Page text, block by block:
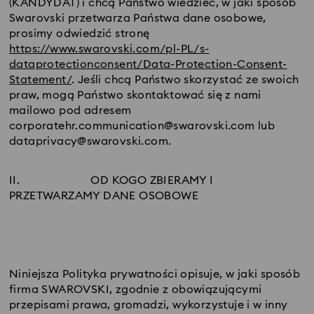
(KANDYDAT) i chcą Państwo wiedzieć, w jaki sposób
Swarovski przetwarza Państwa dane osobowe,
prosimy odwiedzić stronę
https://www.swarovski.com/pl-PL/s-
dataprotectionconsent/Data-Protection-Consent-
Statement/. Jeśli chcą Państwo skorzystać ze swoich
praw, mogą Państwo skontaktować się z nami
mailowo pod adresem
corporatehr.communication@swarovski.com lub
dataprivacy@swarovski.com.
II. OD KOGO ZBIERAMY I
PRZETWARZAMY DANE OSOBOWE
Niniejsza Polityka prywatności opisuje, w jaki sposób
firma SWAROVSKI, zgodnie z obowiązującymi
przepisami prawa, gromadzi, wykorzystuje i w inny